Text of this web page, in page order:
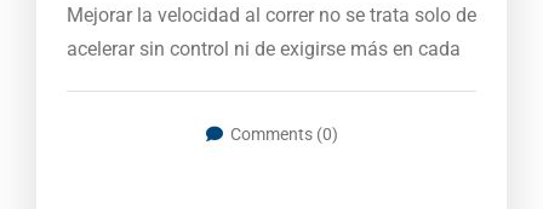
Mejorar la velocidad al correr no se trata solo de
acelerar sin control ni de exigirse más en cada
Comments (0)